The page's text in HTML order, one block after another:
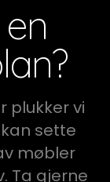
plukker vi
sette
møbler
Ta gjerne